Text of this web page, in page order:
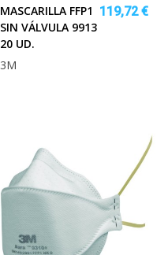
MASCARILLA FFP1
SIN VÁLVULA 9913
20 UD.
119,72 €
3M